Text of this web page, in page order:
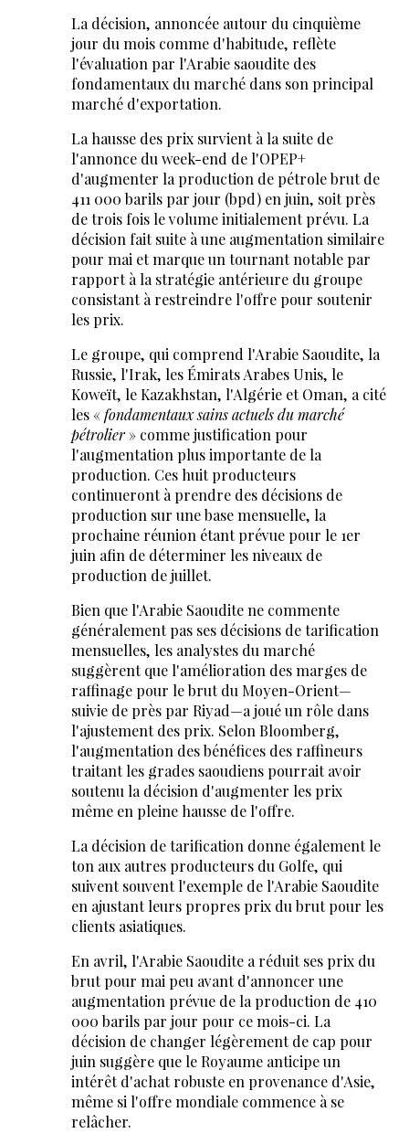
La décision, annoncée autour du cinquième
jour du mois comme d'habitude, reflète
l'évaluation par l'Arabie saoudite des
fondamentaux du marché dans son principal
marché d'exportation.
La hausse des prix survient à la suite de
l'annonce du week-end de l'OPEP+
d'augmenter la production de pétrole brut de
411 000 barils par jour (bpd) en juin, soit près
de trois fois le volume initialement prévu. La
décision fait suite à une augmentation similaire
pour mai et marque un tournant notable par
rapport à la stratégie antérieure du groupe
consistant à restreindre l'offre pour soutenir
les prix.
Le groupe, qui comprend l'Arabie Saoudite, la
Russie, l'Irak, les Émirats Arabes Unis, le
Koweït, le Kazakhstan, l'Algérie et Oman, a cité
les «fondamentaux sains actuels du marché
pétrolier» comme justification pour
l'augmentation plus importante de la
production. Ces huit producteurs
continueront à prendre des décisions de
production sur une base mensuelle, la
prochaine réunion étant prévue pour le 1er
juin afin de déterminer les niveaux de
production de juillet.
Bien que l'Arabie Saoudite ne commente
généralement pas ses décisions de tarification
mensuelles, les analystes du marché
suggèrent que l'amélioration des marges de
raffinage pour le brut du Moyen-Orient—
suivie de près par Riyad—a joué un rôle dans
l'ajustement des prix. Selon Bloomberg,
l'augmentation des bénéfices des raffineurs
traitant les grades saoudiens pourrait avoir
soutenu la décision d'augmenter les prix
même en pleine hausse de l'offre.
La décision de tarification donne également le
ton aux autres producteurs du Golfe, qui
suivent souvent l'exemple de l'Arabie Saoudite
en ajustant leurs propres prix du brut pour les
clients asiatiques.
En avril, l'Arabie Saoudite a réduit ses prix du
brut pour mai peu avant d'annoncer une
augmentation prévue de la production de 410
000 barils par jour pour ce mois-ci. La
décision de changer légèrement de cap pour
juin suggère que le Royaume anticipe un
intérêt d'achat robuste en provenance d'Asie,
même si l'offre mondiale commence à se
relâcher.